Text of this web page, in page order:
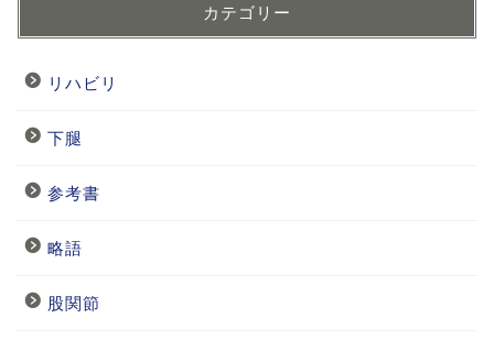
カテゴリー
リハビリ
下腿
参考書
略語
股関節